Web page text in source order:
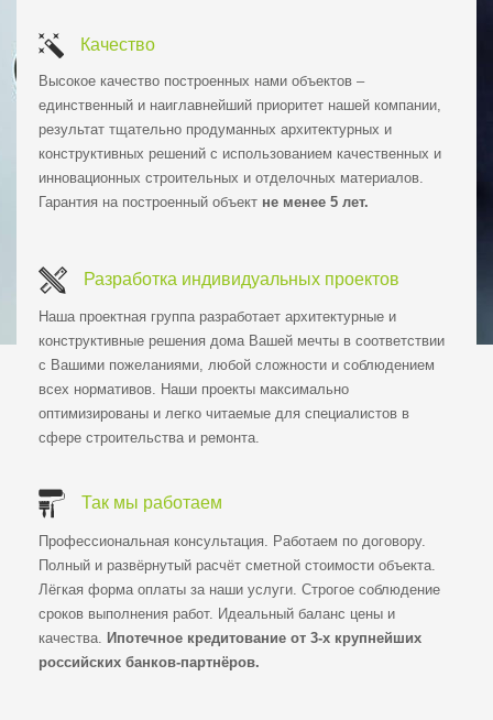
Качество
Высокое качество построенных нами объектов –
единственный и наиглавнейший приоритет нашей компании,
результат тщательно продуманных архитектурных и
конструктивных решений с использованием качественных и
инновационных строительных и отделочных материалов.
Гарантия на построенный объект не менее 5 лет.
Разработка индивидуальных проектов
Наша проектная группа разработает архитектурные и
конструктивные решения дома Вашей мечты в соответствии
с Вашими пожеланиями, любой сложности и соблюдением
всех нормативов. Наши проекты максимально
оптимизированы и легко читаемые для специалистов в
сфере строительства и ремонта.
Так мы работаем
Профессиональная консультация. Работаем по договору.
Полный и развёрнутый расчёт сметной стоимости объекта.
Лёгкая форма оплаты за наши услуги. Строгое соблюдение
сроков выполнения работ. Идеальный баланс цены и
качества. Ипотечное кредитование от 3-х крупнейших
российских банков-партнёров.